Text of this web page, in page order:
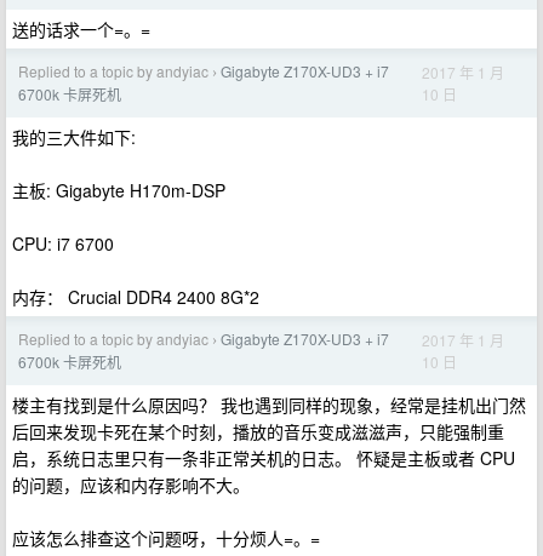
送的话求一个=。=
Replied to a topic by andyiac › Gigabyte Z170X-UD3 + i7
6700k 卡屏死机
2017 年 1 月
10 日
我的三大件如下:
主板: Gigabyte H170m-DSP
CPU: i7 6700
内存： Crucial DDR4 2400 8G*2
Replied to a topic by andyiac › Gigabyte Z170X-UD3 + i7
6700k 卡屏死机
2017 年 1 月
10 日
楼主有找到是什么原因吗？ 我也遇到同样的现象，经常是挂机出门然
后回来发现卡死在某个时刻，播放的音乐变成滋滋声，只能强制重
启，系统日志里只有一条非正常关机的日志。 怀疑是主板或者 CPU
的问题，应该和内存影响不大。
应该怎么排查这个问题呀，十分烦人=。=